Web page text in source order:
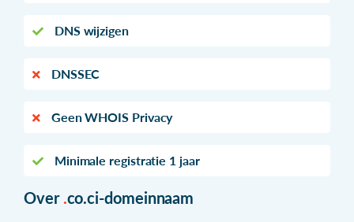
DNS wijzigen
DNSSEC
Geen WHOIS Privacy
Minimale registratie 1 jaar
Over .co.ci-domeinnaam